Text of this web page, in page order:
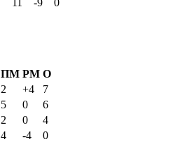
11 -9
0
ПМ РМ О
2 +4
7
5 0
6
2 0
4
4 -4
0